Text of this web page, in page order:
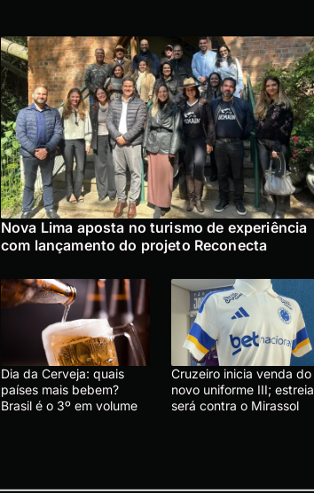
Nova Lima aposta no turismo de experiência
com lançamento do projeto Reconecta
Dia da Cerveja: quais
países mais bebem?
Brasil é o 3º em volume
Cruzeiro inicia venda do
novo uniforme III; estreia
será contra o Mirassol